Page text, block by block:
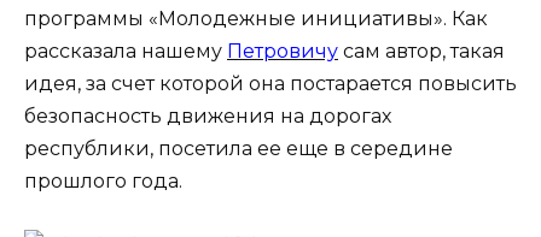
программы «Молодежные инициативы». Как
рассказала нашему Петровичу сам автор, такая
идея, за счет которой она постарается повысить
безопасность движения на дорогах
республики, посетила ее еще в середине
прошлого года.